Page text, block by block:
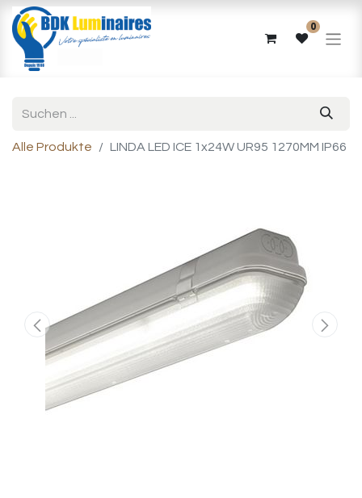
0
Alle Produkte LINDA LED ICE 1x24W UR95 1270MM IP66